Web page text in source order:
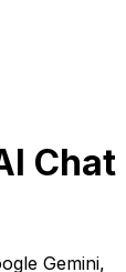
Chat
Gemini,